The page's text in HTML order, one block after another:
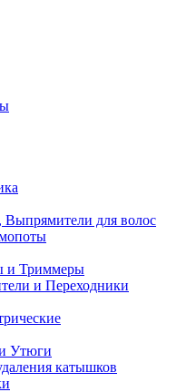
для волос
и Триммеры
и Переходники
Утюги
катышков